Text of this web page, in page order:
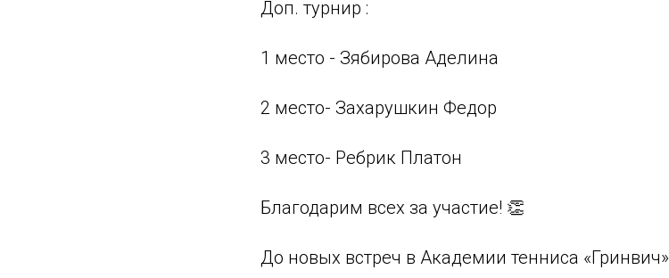
Доп. турнир :
1 место - Зябирова Аделина
2 место- Захарушкин Федор
3 место- Ребрик Платон
Благодарим всех за участие! 👏
До новых встреч в Академии тенниса